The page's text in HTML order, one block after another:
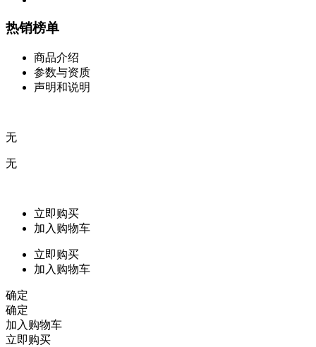
热销榜单
商品介绍
参数与资质
声明和说明
无
无
立即购买
加入购物车
立即购买
加入购物车
确定
确定
加入购物车
立即购买